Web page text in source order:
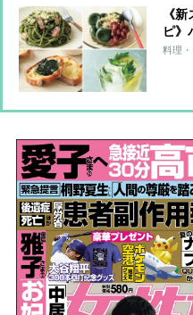
《
ピ》
い栄
料理